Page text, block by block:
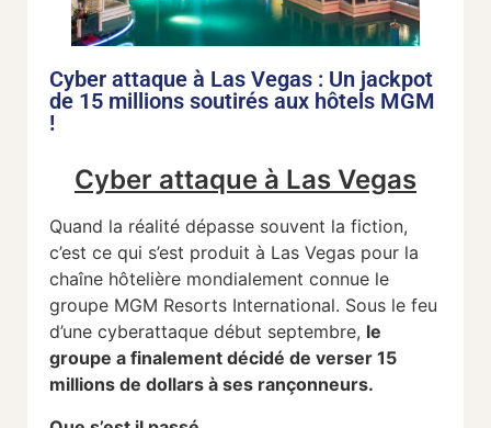
Cyber attaque à Las Vegas : Un jackpot
de 15 millions soutirés aux hôtels MGM
!
Cyber attaque à Las Vegas
Quand la réalité dépasse souvent la fiction,
c’est ce qui s’est produit à Las Vegas pour la
chaîne hôtelière mondialement connue le
groupe MGM Resorts International. Sous le feu
d’une cyberattaque début septembre, le
groupe a finalement décidé de verser 15
millions de dollars à ses rançonneurs.